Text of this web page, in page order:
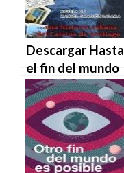
Descargar Hasta
el fin del mundo
de Manuel
Sánchez Dalama
en EPUB | PDF |
MOBI